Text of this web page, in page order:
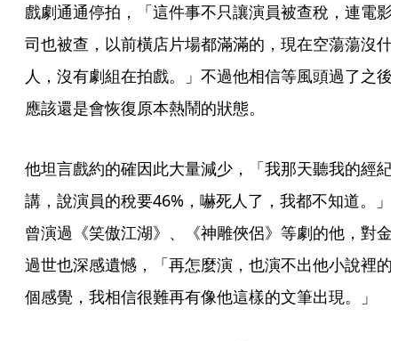
戲劇通通停拍，「這件事不只讓演員被查稅，連電影
司也被查，以前橫店片場都滿滿的，現在空蕩蕩沒什
人，沒有劇組在拍戲。」不過他相信等風頭過了之後
應該還是會恢復原本熱鬧的狀態。
他坦言戲約的確因此大量減少，「我那天聽我的經紀
講，說演員的稅要46%，嚇死人了，我都不知道。」
曾演過《笑傲江湖》、《神雕俠侶》等劇的他，對金
過世也深感遺憾，「再怎麼演，也演不出他小說裡的
個感覺，我相信很難再有像他這樣的文筆出現。」